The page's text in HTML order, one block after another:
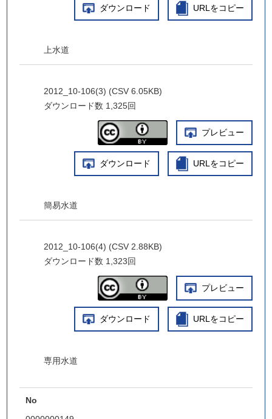
ダウンロード URLをコピー
上水道
2012_10-106(3) (CSV 6.05KB)
ダウンロード数 1,325回
プレビュー
ダウンロード URLをコピー
簡易水道
2012_10-106(4) (CSV 2.88KB)
ダウンロード数 1,323回
プレビュー
ダウンロード URLをコピー
専用水道
No